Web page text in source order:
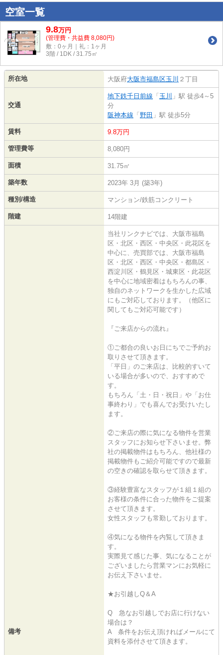
空室一覧
9.8万円
(管理費・共益費 8,080円)
敷：0ヶ月｜礼：1ヶ月
3階 / 1DK / 31.75㎡
所在地 大阪府大阪市福島区玉川 ２丁目
交通
地下鉄千日前線 「 玉川 」駅 徒歩4～5
分
阪神本線 「 野田 」駅 徒歩5分
賃料 9.8万円
管理費等 8,080円
面積 31.75㎡
築年数 2023年 3月 (築3年)
種別/構造 マンション/鉄筋コンクリート
階建 14階建
備考
当社リンクナビでは、大阪市福島
区・北区・西区・中央区・此花区を
中心に、売買部では、大阪市福島
区・北区・西区・中央区・都島区・
西淀川区・鶴見区・城東区・此花区
を中心に地域密着はもちろんの事、
独自のネットワークを生かした広域
にもご対応しております。（他区に
関してもご対応可能です）
『ご来店からの流れ』
①ご都合の良いお日にちでご予約お
取りさせて頂きます。
「平日」のご来店は、比較的すいて
いる場合が多いので、おすすめで
す。
もちろん「土・日・祝日」や「お仕
事終わり」でも喜んでお受けいたし
ます。
②ご来店の際に気になる物件を営業
スタッフにお知らせ下さいませ。弊
社の掲載物件はもちろん、他社様の
掲載物件もご紹介可能ですので最新
の空きの確認を取らせて頂きます。
③経験豊富なスタッフが１組１組の
お客様の条件に合った物件をご提案
させて頂きます。
女性スタッフも常勤しております。
④気になる物件を内覧して頂きま
す。
実際見て感じた事、気になることが
ございましたら営業マンにお気軽に
お伝え下さいませ。
★お引越しQ＆A
Q 急なお引越しでお店に行けない
場合は？
A 条件をお伝え頂ければメールにて
資料を添付させて頂きます。